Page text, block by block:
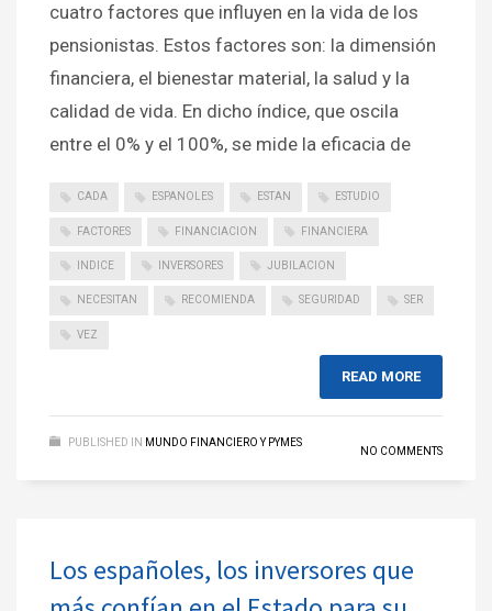
cuatro factores que influyen en la vida de los
pensionistas. Estos factores son: la dimensión
financiera, el bienestar material, la salud y la
calidad de vida. En dicho índice, que oscila
entre el 0% y el 100%, se mide la eficacia de
CADA ESPANOLES ESTAN ESTUDIO
FACTORES FINANCIACION FINANCIERA
INDICE INVERSORES JUBILACION
NECESITAN RECOMIENDA SEGURIDAD SER
VEZ
READ MORE
PUBLISHED IN MUNDO FINANCIERO Y PYMES
NO COMMENTS
Los españoles, los inversores que